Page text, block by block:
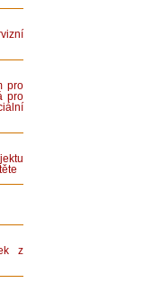
pro
pro
z